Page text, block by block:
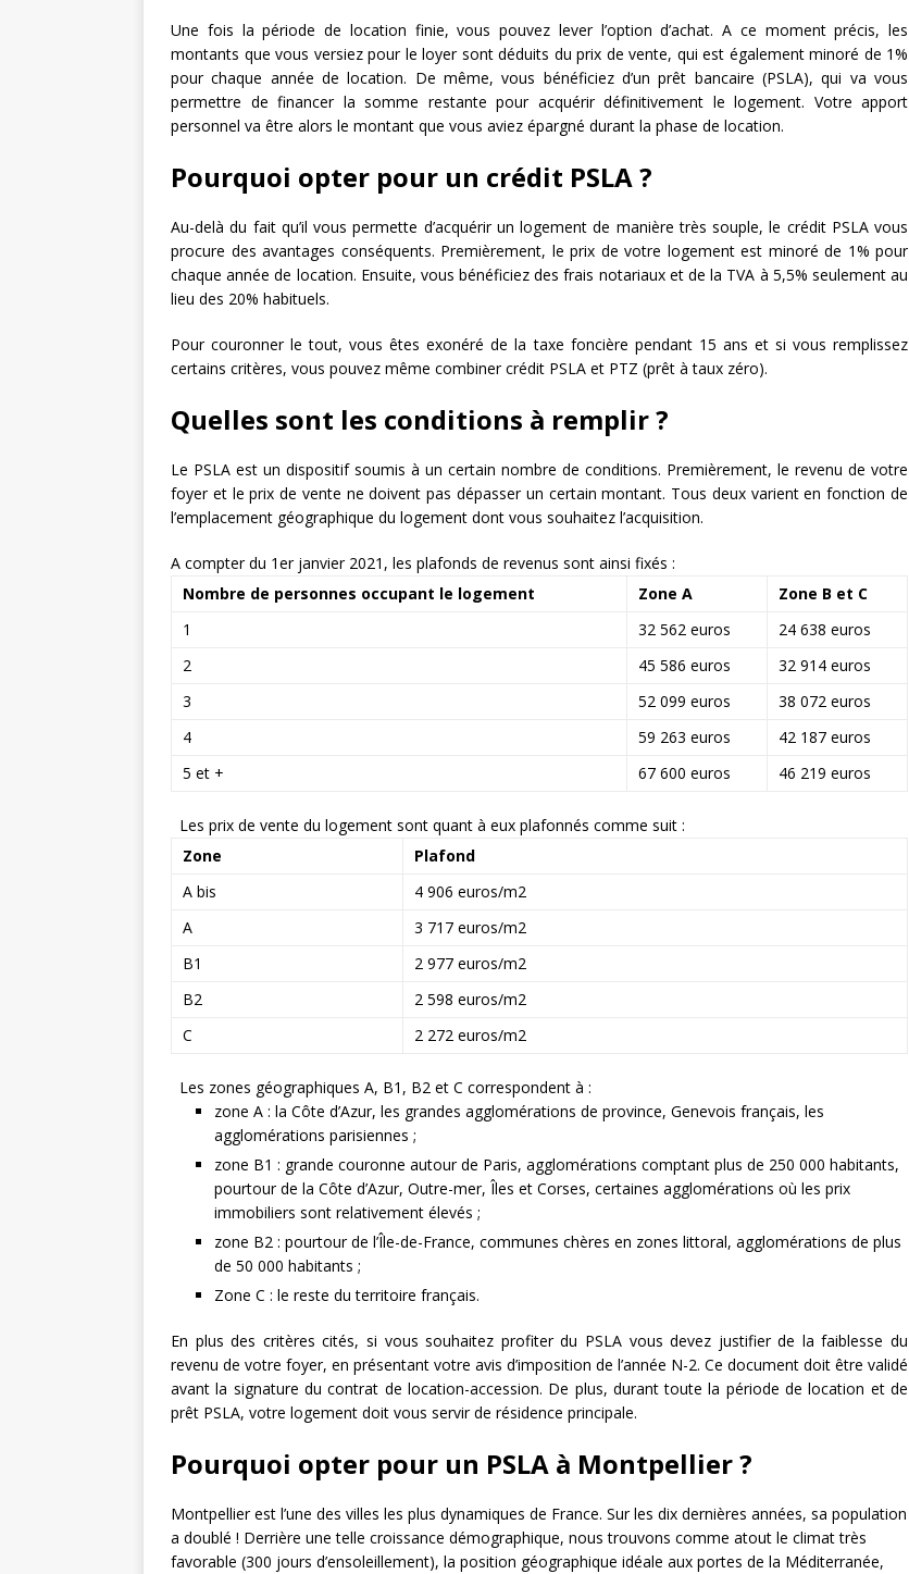
Une fois la période de location finie, vous pouvez lever l’option d’achat. A ce moment précis, les
montants que vous versiez pour le loyer sont déduits du prix de vente, qui est également minoré de 1%
pour chaque année de location. De même, vous bénéficiez d’un prêt bancaire (PSLA), qui va vous
permettre de financer la somme restante pour acquérir définitivement le logement. Votre apport
personnel va être alors le montant que vous aviez épargné durant la phase de location.
Pourquoi opter pour un crédit PSLA ?
Au-delà du fait qu’il vous permette d’acquérir un logement de manière très souple, le crédit PSLA vous
procure des avantages conséquents. Premièrement, le prix de votre logement est minoré de 1% pour
chaque année de location. Ensuite, vous bénéficiez des frais notariaux et de la TVA à 5,5% seulement au
lieu des 20% habituels.
Pour couronner le tout, vous êtes exonéré de la taxe foncière pendant 15 ans et si vous remplissez
certains critères, vous pouvez même combiner crédit PSLA et PTZ (prêt à taux zéro).
Quelles sont les conditions à remplir ?
Le PSLA est un dispositif soumis à un certain nombre de conditions. Premièrement, le revenu de votre
foyer et le prix de vente ne doivent pas dépasser un certain montant. Tous deux varient en fonction de
l’emplacement géographique du logement dont vous souhaitez l’acquisition.
A compter du 1er janvier 2021, les plafonds de revenus sont ainsi fixés :
Nombre de personnes occupant le logement
Zone A
Zone B et C
1
32 562 euros
24 638 euros
2
45 586 euros
32 914 euros
3
52 099 euros
38 072 euros
4
59 263 euros
42 187 euros
5 et +
67 600 euros 46 219 euros
Les prix de vente du logement sont quant à eux plafonnés comme suit :
Zone
Plafond
A bis
4 906 euros/m2
A
3 717 euros/m2
B1
2 977 euros/m2
B2
2 598 euros/m2
C
2 272 euros/m2
Les zones géographiques A, B1, B2 et C correspondent à :
zone A : la Côte d’Azur, les grandes agglomérations de province, Genevois français, les
agglomérations parisiennes ;
zone B1 : grande couronne autour de Paris, agglomérations comptant plus de 250 000 habitants,
pourtour de la Côte d’Azur, Outre-mer, Îles et Corses, certaines agglomérations où les prix
immobiliers sont relativement élevés ;
zone B2 : pourtour de l’Île-de-France, communes chères en zones littoral, agglomérations de plus
de 50 000 habitants ;
Zone C : le reste du territoire français.
En plus des critères cités, si vous souhaitez profiter du PSLA vous devez justifier de la faiblesse du
revenu de votre foyer, en présentant votre avis d’imposition de l’année N-2. Ce document doit être validé
avant la signature du contrat de location-accession. De plus, durant toute la période de location et de
prêt PSLA, votre logement doit vous servir de résidence principale.
Pourquoi opter pour un PSLA à Montpellier ?
Montpellier est l’une des villes les plus dynamiques de France. Sur les dix dernières années, sa population
a doublé ! Derrière une telle croissance démographique, nous trouvons comme atout le climat très
favorable (300 jours d’ensoleillement), la position géographique idéale aux portes de la Méditerranée,